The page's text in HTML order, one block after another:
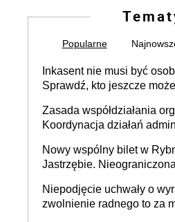
Popularne
Inkasent nie musi być
Sprawdź, kto jeszcze
Zasada współdziałania
Koordynacja działań
Nowy wspólny bilet w
Jastrzębie.
Niepodjęcie uchwały o
zwolnienie radnego to za